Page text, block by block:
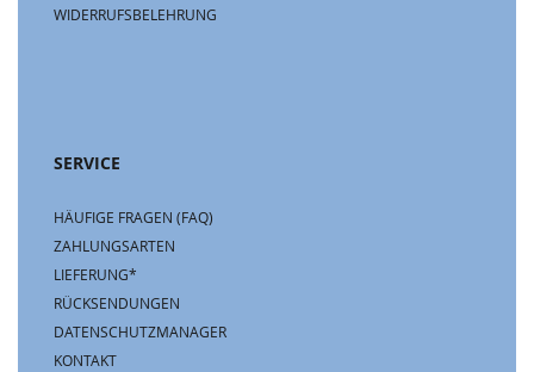
WIDERRUFSBELEHRUNG
SERVICE
HÄUFIGE FRAGEN (FAQ)
ZAHLUNGSARTEN
LIEFERUNG*
RÜCKSENDUNGEN
DATENSCHUTZMANAGER
KONTAKT